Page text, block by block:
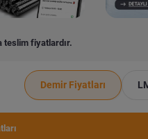
teslim fiyatlardır.
Demir Fiyatları